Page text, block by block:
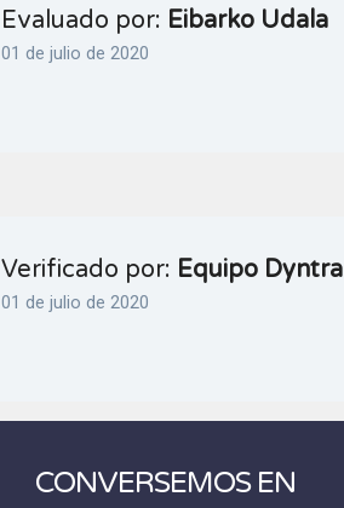
Evaluado por: Eibarko Udala
01 de julio de 2020
Verificado por: Equipo Dyntra
01 de julio de 2020
CONVERSEMOS EN